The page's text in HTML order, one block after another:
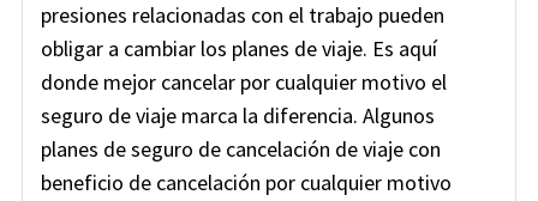
presiones relacionadas con el trabajo pueden
obligar a cambiar los planes de viaje. Es aquí
donde mejor cancelar por cualquier motivo el
seguro de viaje marca la diferencia. Algunos
planes de seguro de cancelación de viaje con
beneficio de cancelación por cualquier motivo